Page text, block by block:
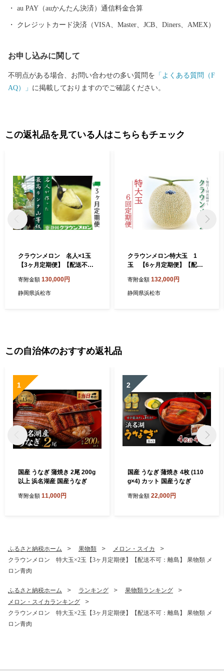
au PAY（auかんたん決済）通信料金合算
クレジットカード決済（VISA、Master、JCB、Diners、AMEX）
お申し込みに関して
不明点がある場合、お問い合わせの多い質問を 「よくある質問（F
AQ）」 に掲載しておりますのでご確認ください。
この返礼品を見ている人はこちらもチェック
クラウンメロン 名人×1玉
【3ヶ月定期便】【配送不
肉
寄附金額 130,000円
静岡県浜松市
クラウンメロン特大玉 1
玉 【6ヶ月定期便】【配送
青肉 フルーツ ６回
寄附金額 132,000円
静岡県浜松市
この自治体のおすすめ返礼品
1
国産 うなぎ 蒲焼き 2尾 200g
以上 浜名湖産 国産うなぎ
寄附金額 11,000円
2
国産 うなぎ 蒲焼き 4枚 (110
g×4) カット 国産うなぎ
寄附金額 22,000円
ふるさと納税ホーム 果物類
メロン・スイカ
クラウンメロン 特大玉×2玉【3ヶ月定期便】【配送不可：離島】 果物類 メ
ロン青肉
ふるさと納税ホーム ランキング
果物類ランキング
メロン・スイカランキング
クラウンメロン 特大玉×2玉【3ヶ月定期便】【配送不可：離島】 果物類 メ
ロン青肉